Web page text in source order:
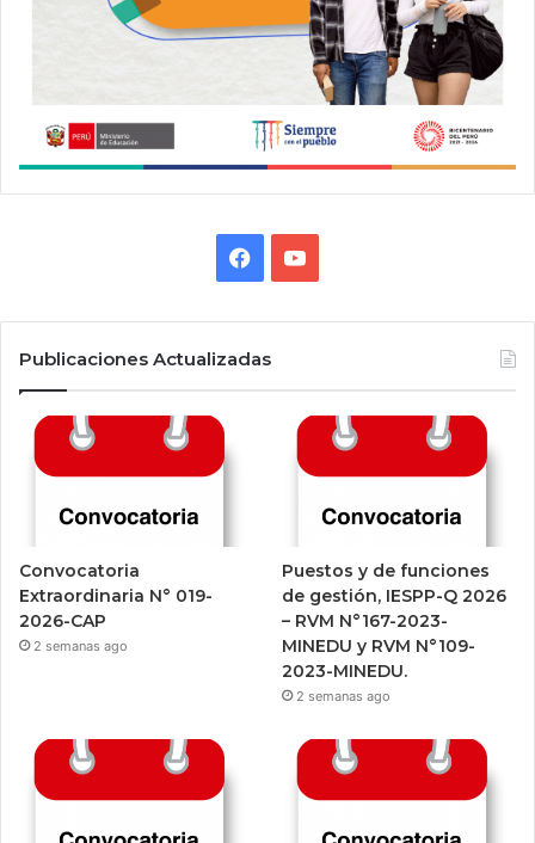
FacebookYouTube
Publicaciones Actualizadas
Convocatoria
Extraordinaria N° 019-
2026-CAP
2 semanas ago
Puestos y de funciones
de gestión, IESPP-Q 2026
– RVM N°167-2023-
MINEDU y RVM N°109-
2023-MINEDU.
2 semanas ago